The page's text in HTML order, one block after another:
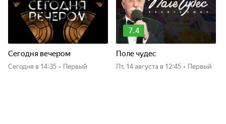
Сегодня вечером
Сегодня в 14:35 • Первый
7.4
Поле чудес
пт, 14 августа в 12:45 • Первый